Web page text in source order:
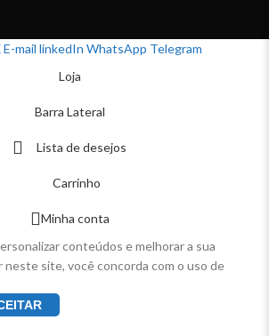
E-mail linkedIn WhatsApp Telegram
Loja
Barra Lateral
Lista de desejos
Carrinho
Minha conta
conteúdos e melhorar a sua
neste site, você concorda com o uso de